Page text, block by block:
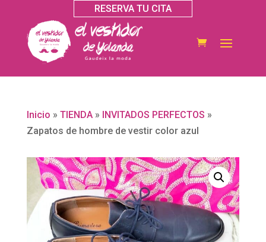
RESERVA TU CITA
Inicio » TIENDA» INVITADOS PERFECTOS »
Zapatos de hombre de vestir color azul